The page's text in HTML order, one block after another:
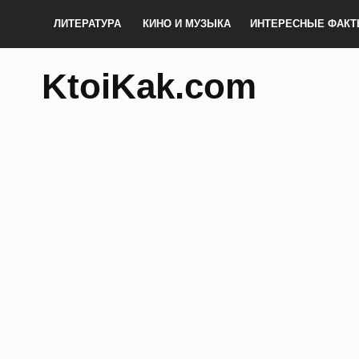
ЛИТЕРАТУРА КИНО И МУЗЫКА ИНТЕРЕСНЫЕ
KtoiKak.com